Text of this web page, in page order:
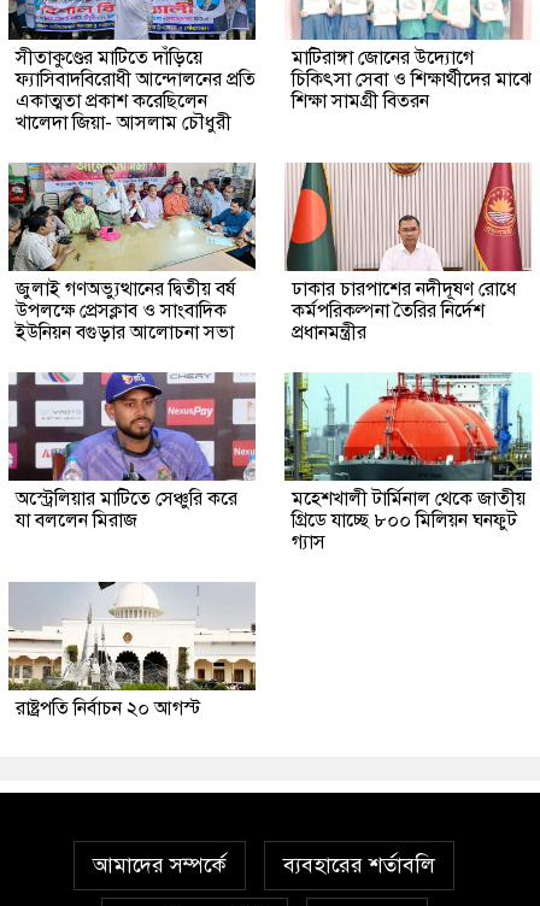
সীতাকুণ্ডের মাটিতে দাঁড়িয়ে
ফ্যাসিবাদবিরোধী আন্দোলনের প্রতি
একাত্মতা প্রকাশ করেছিলেন
খালেদা জিয়া- আসলাম চৌধুরী
মাটিরাঙ্গা জোনের উদ্যোগে
চিকিৎসা সেবা ও শিক্ষার্থীদের মাঝে
শিক্ষা সামগ্রী বিতরন
জুলাই গণঅভ্যুত্থানের দ্বিতীয় বর্ষ
উপলক্ষে প্রেসক্লাব ও সাংবাদিক
ইউনিয়ন বগুড়ার আলোচনা সভা
ঢাকার চারপাশের নদীদূষণ রোধে
কর্মপরিকল্পনা তৈরির নির্দেশ
প্রধানমন্ত্রীর
অস্ট্রেলিয়ার মাটিতে সেঞ্চুরি করে
যা বললেন মিরাজ
মহেশখালী টার্মিনাল থেকে জাতীয়
গ্রিডে যাচ্ছে ৮০০ মিলিয়ন ঘনফুট
গ্যাস
রাষ্ট্রপতি নির্বাচন ২০ আগস্ট
আমাদের সম্পর্কে ব্যবহারের শর্তাবলি